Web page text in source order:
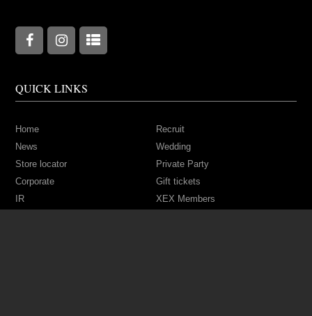
QUICK LINKS
Home
News
Store locator
Corporate
IR
Recruit
Wedding
Private Party
Gift tickets
XEX Members